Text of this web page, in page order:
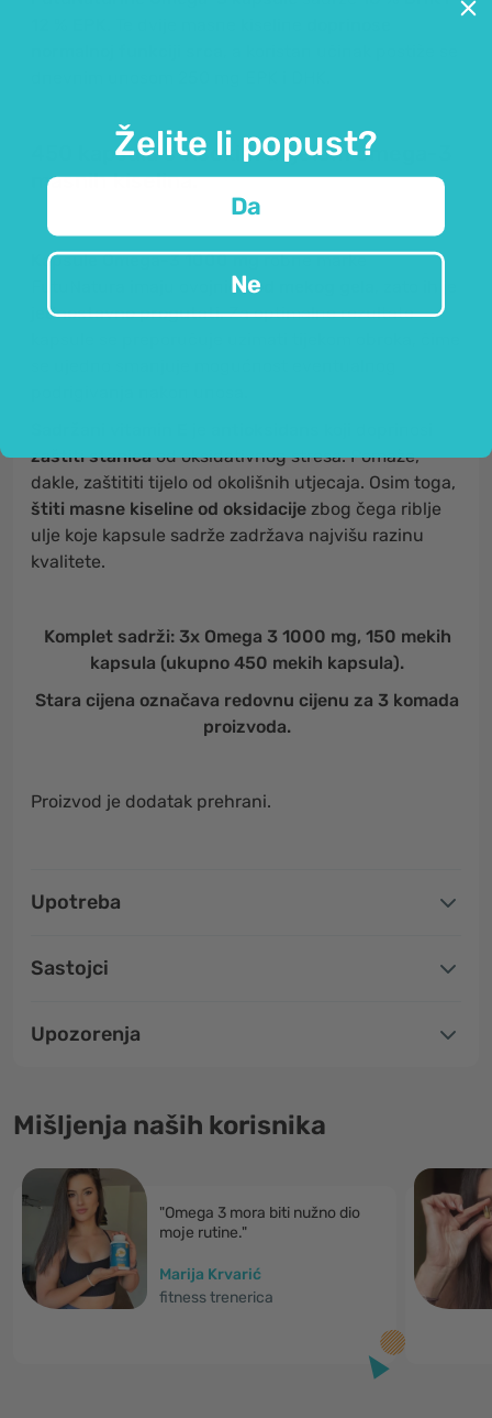
450 kapsula s visokim udjelom omega-3
masnih kiselina.
Kapsule Omega-3 1000 mgrobne marke
FutuNatura imaju ovojnicuod mekog gela
jednostavno progutati. Za optimalne rezultate
zaštiti stanicaod oksidativnog stresa. Pomaže,
dakle, zaštititi tijelo od okolišnih utjecaja. Osim toga,
štiti masne kiseline od oksidacije zbog čega riblje
ulje koje kapsule sadrže zadržava najvišu razinu
kvalitete.
Komplet sadrži: 3x Omega 3 1000 mg, 150 mekih
kapsula (ukupno 450 mekih kapsula).
Stara cijena označava redovnu cijenu za 3 komada
proizvoda.
Proizvod je dodatak prehrani.
Upotreba
Sastojci
Upozorenja
Mišljenja naših korisnika
"Omega 3 mora biti nužno dio
moje rutine."
Marija Krvarić
fitness trenerica
Želite li popust?
Da
Ne